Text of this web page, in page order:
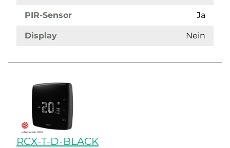
PIR-Sensor Ja
Display Nein
RCX-T-D-BLACK